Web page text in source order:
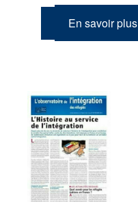
En savoir plus